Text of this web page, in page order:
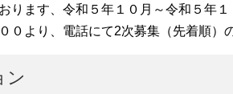
ります、令和５年１０月～令和５年
０より、電話にて2次募集（先着順）
ン